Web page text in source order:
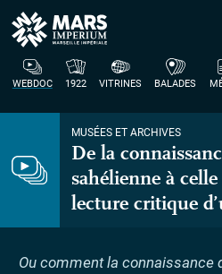
WEBDOC 1922 VITRINES BALADES
MUSÉES ET ARCHIVES
De la
sahélienne à
lecture critique
Ou comment la connaissance